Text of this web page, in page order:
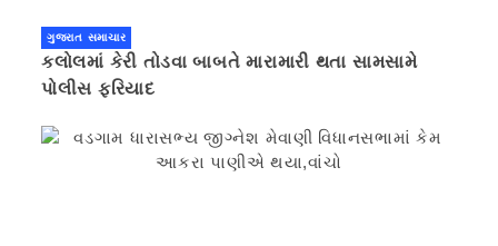
ગુજરાત સમાચાર
કલોલમાં કેરી તોડવા બાબતે મારામારી થતા સામસામે
પોલીસ ફરિયાદ